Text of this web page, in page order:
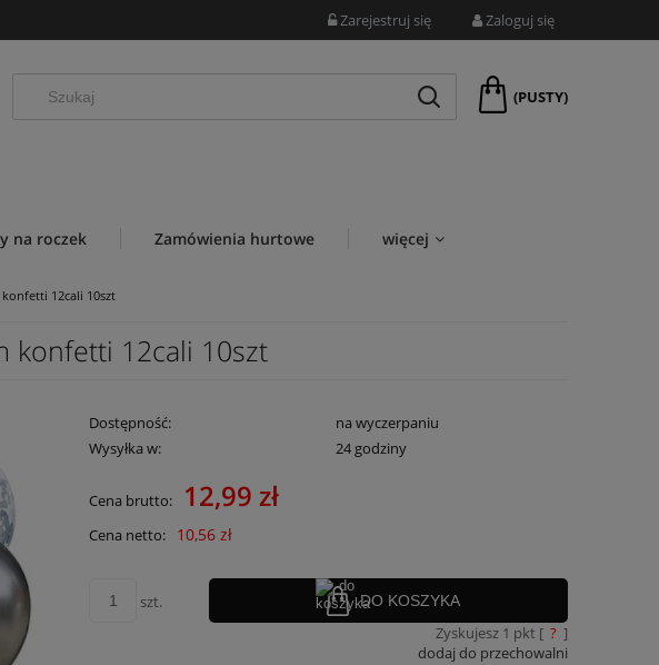
Zarejestruj się Zaloguj się
(PUSTY)
na roczek Zamówienia hurtowe więcej
12cali 10szt
konfetti 12cali 10szt
Dostępność:
na wyczerpaniu
Wysyłka w:
24 godziny
Cena brutto: 12,99 zł
Cena netto: 10,56 zł
szt. DO KOSZYKA
Zyskujesz 1 pkt [ ? ]
dodaj do przechowalni